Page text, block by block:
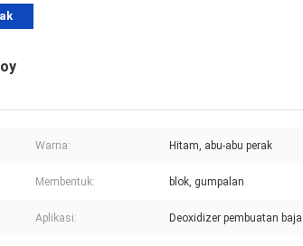
Warna: Hitam, abu-abu perak
Membentuk: blok, gumpalan
Aplikasi: Deoxidizer pembuatan baja